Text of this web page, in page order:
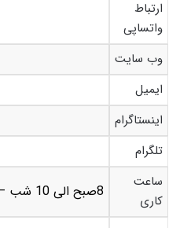
ارتباط
واتساپی
وب سایت
ایمیل
اینستاگرام
تلگرام
ساعت
کاری
8صبح الی 10 شب – ایام تعطیل نیمه وقت